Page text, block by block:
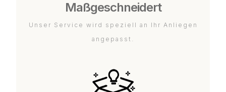
Maßgeschneidert
Unser Service wird speziell an Ihr Anliegen
angepasst.